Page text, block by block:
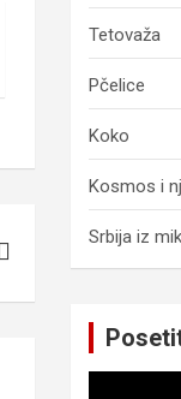
Tetovaža
Pčelice
Koko
Kosmos i
Srbija iz